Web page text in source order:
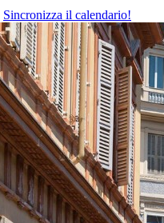
Sincronizza il calendario!